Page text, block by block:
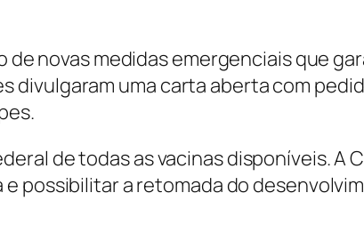
novas medidas emergenciais que
divulgaram uma carta aberta com
de todas as vacinas disponíveis. A
possibilitar a retomada do